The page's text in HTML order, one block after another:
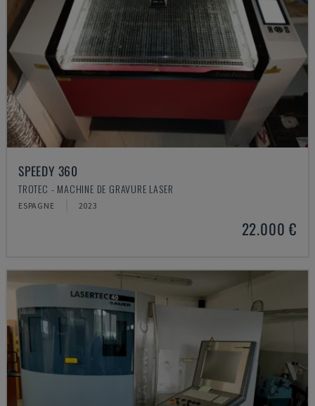
SPEEDY 360
TROTEC - MACHINE DE GRAVURE LASER
ESPAGNE 2023
22.000 €